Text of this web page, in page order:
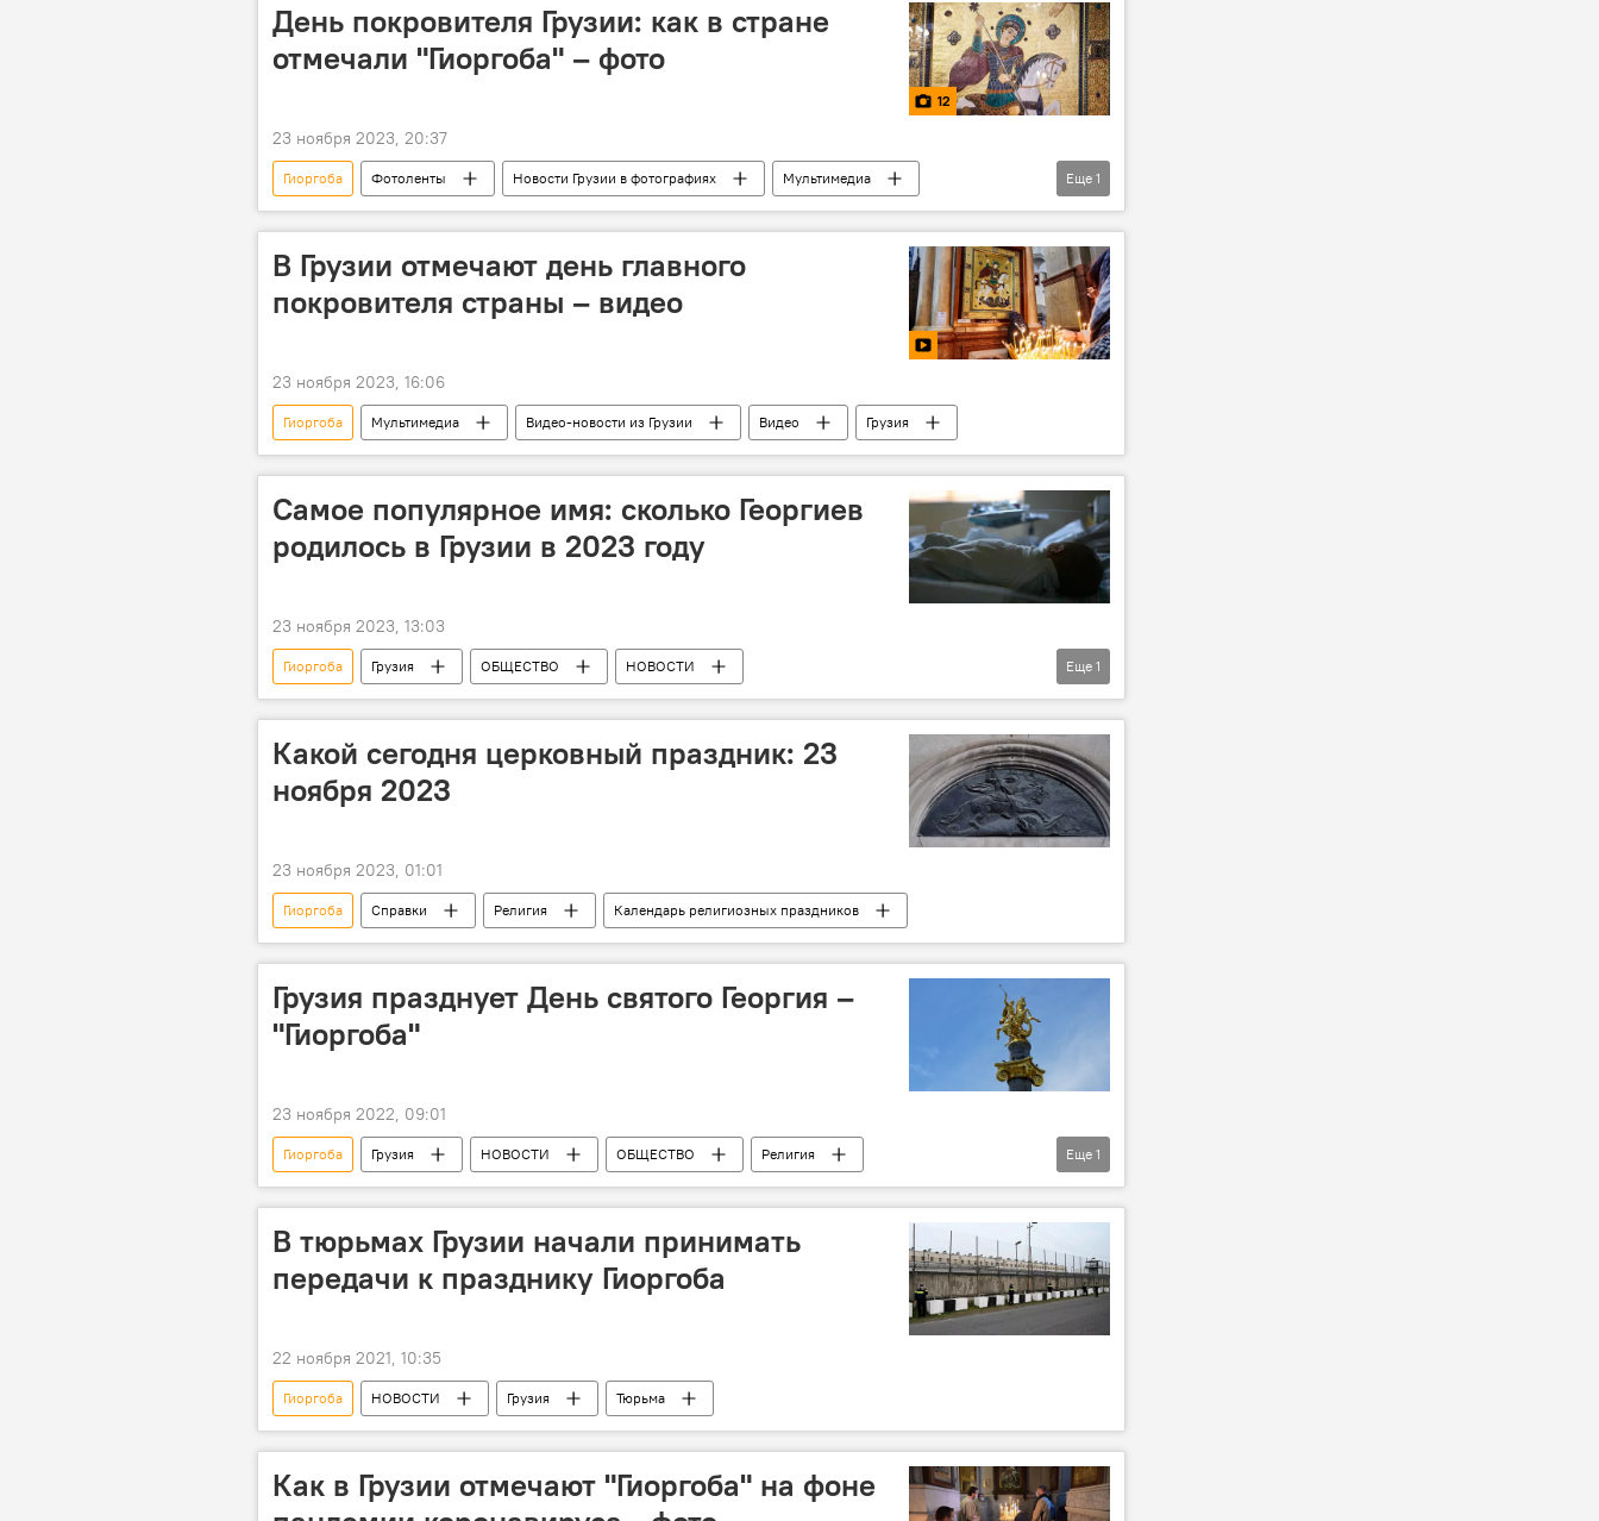
День покровителя Грузии: как в стране
отмечали "Гиоргоба" – фото
12
23 ноября 2023, 20:37
Гиоргоба Фотоленты Новости Грузии в фотографиях
Мультимедиа
Религиозный праздник
Еще 1
В Грузии отмечают день главного
покровителя страны – видео
23 ноября 2023, 16:06
Гиоргоба Мультимедиа Видео-новости из Грузии Видео Грузия
Самое популярное имя: сколько Георгиев
родилось в Грузии в 2023 году
23 ноября 2023, 13:03
Гиоргоба Грузия ОБЩЕСТВО
НОВОСТИ
Агентство развития государственных сервисов
Еще 1
Какой сегодня церковный праздник: 23
ноября 2023
23 ноября 2023, 01:01
Гиоргоба Справки Религия Календарь религиозных праздников
Грузия празднует День святого Георгия –
"Гиоргоба"
23 ноября 2022, 09:01
Гиоргоба Грузия НОВОСТИ ОБЩЕСТВО
Религия
Религиозный праздник
Еще 1
В тюрьмах Грузии начали принимать
передачи к празднику Гиоргоба
22 ноября 2021, 10:35
Гиоргоба НОВОСТИ Грузия Тюрьма
Как в Грузии отмечают "Гиоргоба" на фоне